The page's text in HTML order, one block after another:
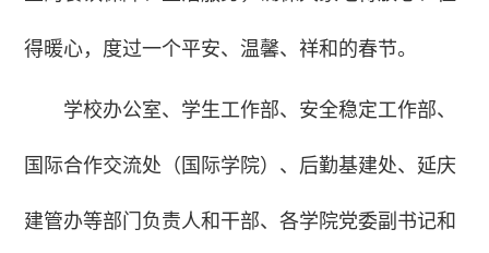
得暖心，度过一个平安、温馨、祥和的春节。
学校办公室、学生工作部、安全稳定工作部、
国际合作交流处（国际学院）、后勤基建处、延庆
建管办等部门负责人和干部、各学院党委副书记和